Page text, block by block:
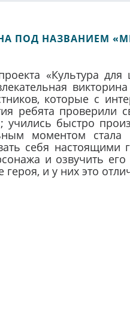
ПОД НАЗВАНИЕМ
«Культура
которые с
ребята проверили
учились быстро
моментом
себя
и озвучить
героя, и у них это